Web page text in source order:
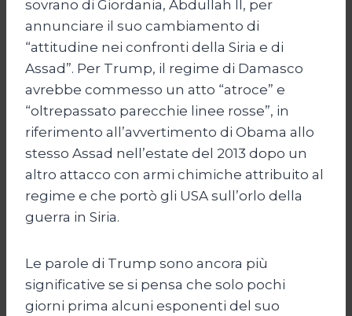
sovrano di Giordania, Abdullah II, per
annunciare il suo cambiamento di
“attitudine nei confronti della Siria e di
Assad”. Per Trump, il regime di Damasco
avrebbe commesso un atto “atroce” e
“oltrepassato parecchie linee rosse”, in
riferimento all’avvertimento di Obama allo
stesso Assad nell’estate del 2013 dopo un
altro attacco con armi chimiche attribuito al
regime e che portò gli USA sull’orlo della
guerra in Siria.
Le parole di Trump sono ancora più
significative se si pensa che solo pochi
giorni prima alcuni esponenti del suo